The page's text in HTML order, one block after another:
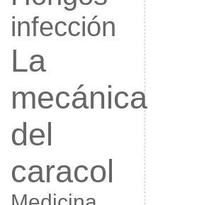
infección
La
mecánica
del
caracol